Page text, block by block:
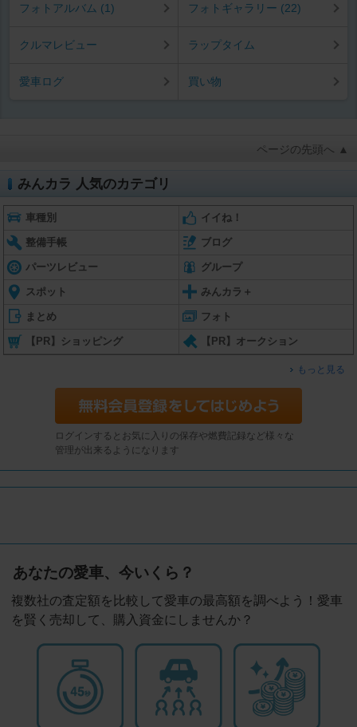
フォトアルバム (1) フォトギャラリー (22)
クルマレビュー ラップタイム
愛車ログ 買い物
ページの先頭へ ▲
みんカラ 人気のカテゴリ
車種別 イイね！
整備手帳 ブログ
パーツレビュー グループ
スポット みんカラ＋
まとめ フォト
【PR】ショッピング 【PR】オークション
もっと見る
ログインするとお気に入りの保存や燃費記録など様々な
管理が出来るようになります
あなたの愛車、今いくら？
複数社の査定額を比較して愛車の最高額を調べよう！愛車
を賢く売却して、購入資金にしませんか？